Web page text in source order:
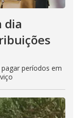
dia
períodos em